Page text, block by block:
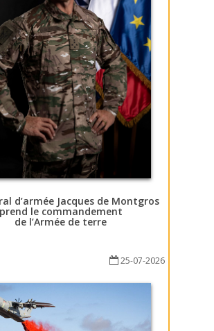
d’armée Jacques de Montgros
prend le commandement
de l’Armée de terre
25-07-2026